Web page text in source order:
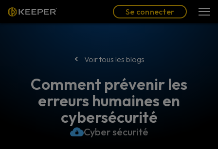
(FR)
Se connecter
Voir tous les blogs
Comment prévenir les
erreurs humaines en
cybersécurité
Cyber sécurité